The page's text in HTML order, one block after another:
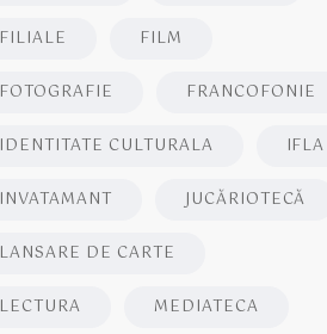
FILIALE FILM
FOTOGRAFIE FRANCOFONIE
IDENTITATE CULTURALA IFLA
INVATAMANT JUCĂRIOTECĂ
LANSARE DE CARTE
LECTURA MEDIATECA